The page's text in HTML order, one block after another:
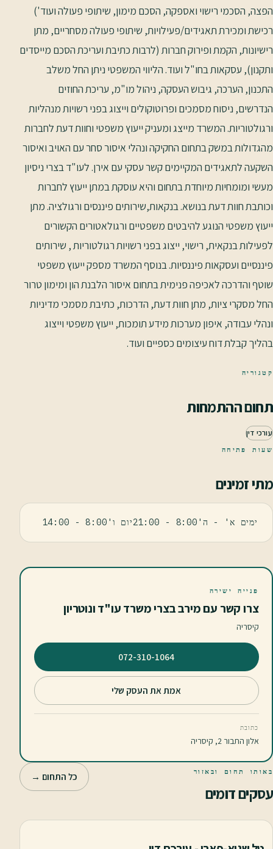
הפצה, הסכמי רישוי ואספקה, הסכם מימון, שיתופי פעולה ועוד')
רכישת ומכירת תאגידים/פעילויות, שיתופי פעולה מסחריים, מתן
רישיונות, הקמת ופירוק חברות (לרבות כתיבת ועריכת הסכם מייסדים
ותקנון), עסקאות בחו"ל ועוד. הליווי המשפטי ניתן החל משלב
התכנון, הערכה, גיבוש העסקה, ניהול מו"מ, עריכת החוזים
הנדרשים, ניסוח מסמכים ופרוטוקולים וייצוג בפני רשויות מנהליות
ורגולטוריות. המשרד מייצג ומעניק ייעוץ משפטי וחוות דעת לחברות
מהגדולות במשק בתחום החקיקה ונהלי איסור סחר עם האויב ואיסור
השקעה לתאגידים המקיימים קשר עסקי עם אירן. לעו"ד בצרי ניסיון
מעשי ומומחיות מיוחדת בתחום והיא עוסקת במתן ייעוץ לחברות
וכותבת חוות דעת בנושא. בנקאות,שירותים פיננסים ורגולציה. מתן
ייעוץ משפטי הנוגע להיבטים משפטיים ורגולאטורים הקשורים
לפעילות בנקאית, רישוי, ייצוג בפני רשויות רגולטוריות , שירותים
פיננסיים ועסקאות פיננסיות. בנוסף המשרד מספק ייעוץ משפטי
שוטף והדרכה לאכיפה פנימית בתחום איסור הלבנת הון ומימון טרור
החל מסקרי ציות, מתן חוות דעת, הדרכות, כתיבת מסמכי מדיניות
ונהלי עבודה, איפון מערכות מידע תומכות, ייעוץ משפטי וייצוג
בהליך קבלת דוח עיצומים כספיים ועוד.
קטגוריה
תחום ההתמחות
עורכי דין
שעות פתיחה
מתי זמינים
ימים א' - ה'8:00 - 21:00יום ו'8:00 - 14:00
פנייה ישירה
צרו קשר עם מירב בצרי משרד עו"ד ונוטריון
קיסריה
⁦072-310-1064⁩
אמת את העסק שלי
כתובת
אלון התבור 2, קיסריה
באותו תחום ובאזור
עסקים דומים
כל התחום →